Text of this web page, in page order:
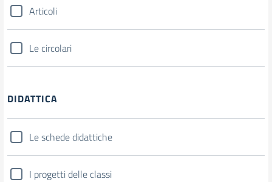
Articoli
Le circolari
DIDATTICA
Le schede didattiche
I progetti delle classi